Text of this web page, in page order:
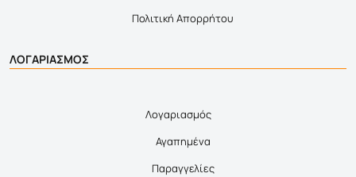
Πολιτική Απορρήτου
ΛΟΓΑΡΙΑΣΜΟΣ
Λογαριασμός
Αγαπημένα
Παραγγελίες